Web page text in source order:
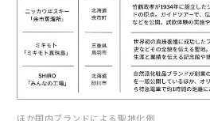
ほか国内ブランドによる聖地化例